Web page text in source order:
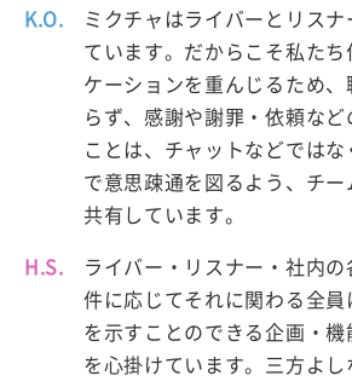
K.O.
ミクチャはライバーとリスナ
ています。だからこそ私たち
ケーションを重んじるため、
らず、感謝や謝罪・依頼な
ことは、チャットなどでは
で意思疎通を図るよう、チー
共有しています。
H.S.
ライバー・リスナー・社内
件に応じてそれに関わる全員
を示すことのできる企画・機
を心掛けています。三方よし